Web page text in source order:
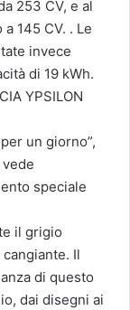
253 CV, e al
145 CV. . Le
invece
di 19 kWh.
YPSILON
un giorno”,
speciale
il grigio
Il
di questo
dai disegni ai